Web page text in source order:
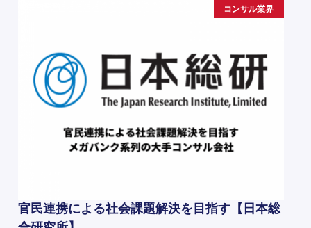
コンサル業界
官民連携による社会課題解決を目指す【日本総